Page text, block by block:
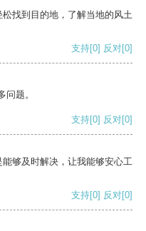
找到目的地，了解当地的风土
支持[0] 反对[0]
题。
支持[0] 反对[0]
够及时解决，让我能够安心工
支持[0] 反对[0]